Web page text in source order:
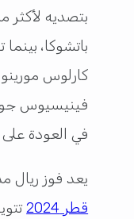
بتصديه لأكثر
باتشوكا،
كارلوس
فينيسيوس
في العودة
يعد فوز ريال
قطر 2024